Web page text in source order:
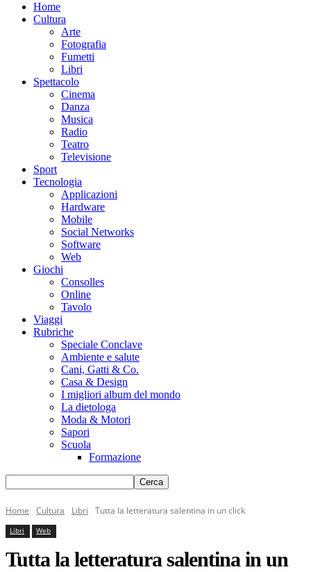
Home
Cultura
Arte
Fotografia
Fumetti
Libri
Spettacolo
Cinema
Danza
Musica
Radio
Teatro
Televisione
Sport
Tecnologia
Applicazioni
Hardware
Mobile
Social Networks
Software
Web
Giochi
Consolles
Online
Tavolo
Viaggi
Rubriche
Speciale Conclave
Ambiente e salute
Cani, Gatti & Co.
Casa & Design
I migliori album del mondo
La dietologa
Moda & Motori
Sapori
Scuola
Formazione
Home Cultura Libri Tutta la letteratura salentina in un click
Libri Web
Tutta la letteratura salentina in un